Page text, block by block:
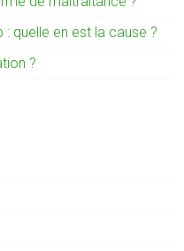
quelle en est la cause ?
?